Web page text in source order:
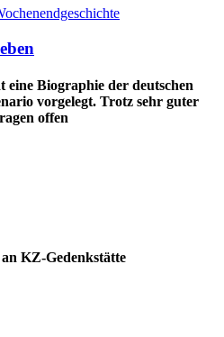
Biographie der deutschen
vorgelegt. Trotz sehr guter
offen
KZ-Gedenkstätte